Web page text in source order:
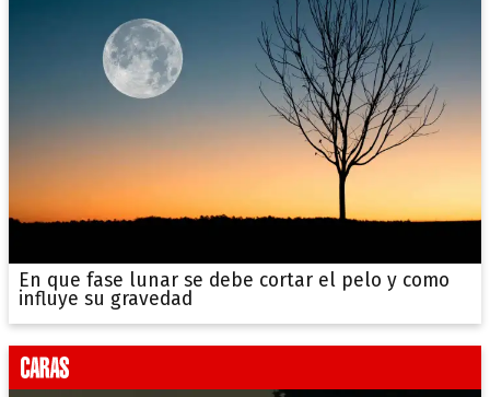
En que fase lunar se debe cortar el pelo y como
influye su gravedad